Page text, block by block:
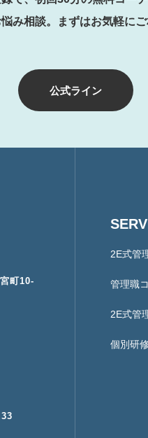
公式ライン
み相談。まずはお気軽に
町10-
2E式管
管理職
2E式管
個別研